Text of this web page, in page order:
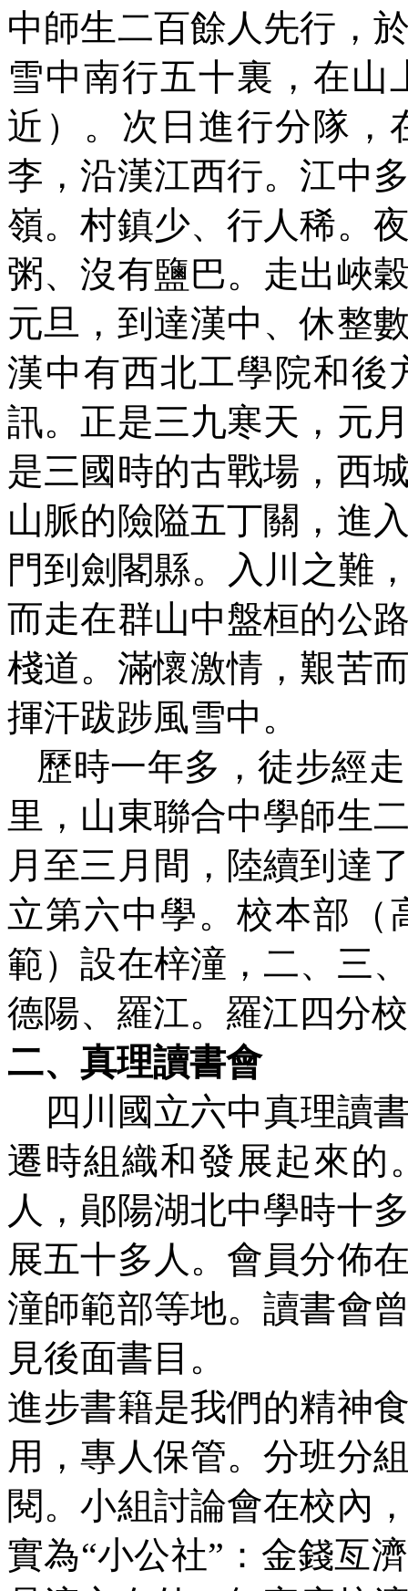
中師生二百餘人先行，
雪中南行五十裏，在山
近）。次日進行分隊，
李，沿漢江西行。江中
嶺。村鎮少、行人稀。
粥、沒有鹽巴。走出峽
元旦，到達漢中、休整
漢中有西北工學院和後
訊。正是三九寒天，元
是三國時的古戰場，西
山脈的險隘五丁關，進
門到劍閣縣。入川之難
而走在群山中盤桓的公
棧道。滿懷激情，艱苦
揮汗跋踄風雪中。
歷時一年多，徒步經
里，山東聯合中學師生
月至三月間，陸續到達
立第六中學。校本部（
範）設在梓潼，二、三
德陽、羅江。羅江四分
二、真理讀書會
四川國立六中真理讀
遷時組織和發展起來的
人，鄖陽湖北中學時十
展五十多人。會員分佈
潼師範部等地。讀書會
見後面書目。
進步書籍是我們的精神
用，專人保管。分班分
閱。小組討論會在校內
實為“小公社”：金錢亙